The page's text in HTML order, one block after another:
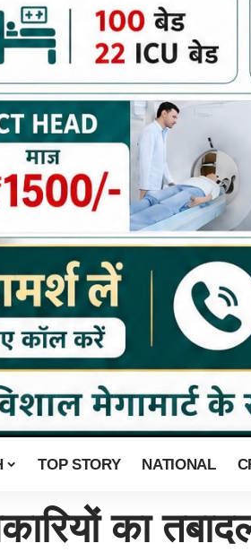
TOP STORY NATIONAL
का